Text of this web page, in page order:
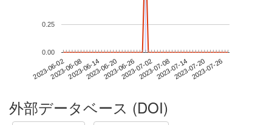
2023-06-022023-06-082023-06-142023-06-202023-06-262023-07-022023-07-082023-07-142023-07-202023-07-26
0.00
0.25
外部データベース (DOI)